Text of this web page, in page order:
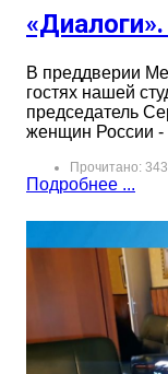
В преддверии
гостях нашей
председатель
женщин России -
Прочитано:
Подробнее ...